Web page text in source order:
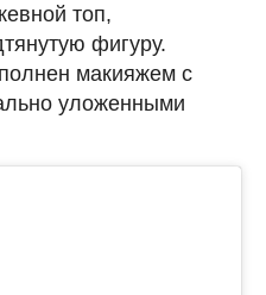
топ,
фигуру.
макияжем с
уложенными